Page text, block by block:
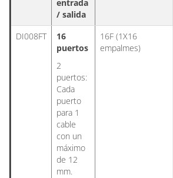
entrada
/ salida
DI008FT
16
puertos
2
puertos:
Cada
puerto
para 1
cable
con un
máximo
de 12
mm.
16F (1X16
empalmes)